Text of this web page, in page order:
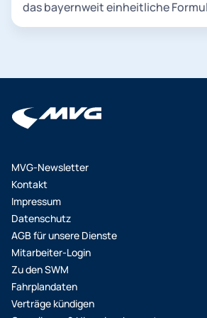
Hochschul-Account wird dabei mit
einer aktuellen
Kundenportal nachgewiesen
Studierendenausweis gilt nicht als
das bayernweit einheitliche
Dokument darf nicht älter als zwei
Datei personenbezogene Daten
erforderlich sind (z. B. ein Lichtbild
Angaben zum Gehalt o. ä.), steht
MVG-Newsletter
Kontakt
Impressum
Datenschutz
AGB für unsere Dienste
Mitarbeiter-Login
Zu den SWM
Fahrplandaten
Verträge kündigen